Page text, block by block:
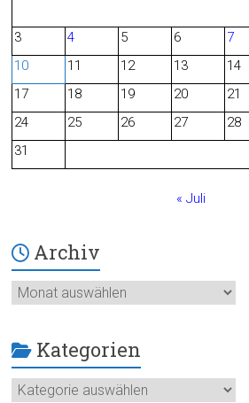
b
o
3
4 5 6 7
10
11 12 13 14
17
18 19 20 21
24
25 26 27 28
31
« Juli
Archiv
Archiv
Kategorien
Kategorien